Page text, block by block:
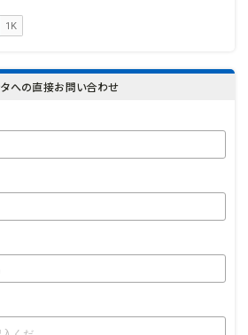
への直接お問い合わせ